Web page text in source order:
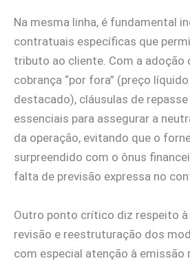
Na mesma linha, é fundamental
contratuais específicas que
tributo ao cliente. Com a adoção
cobrança “por fora” (preço
destacado), cláusulas de
essenciais para assegurar a
da operação, evitando que o
surpreendido com o ônus
falta de previsão expressa no
Outro ponto crítico diz respeito
revisão e reestruturação dos
com especial atenção à emissão